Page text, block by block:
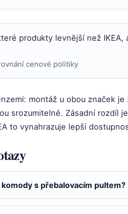
produkty levnější než
cenové politiky
montáž u obou značek
srozumitelné. Zásadní rozdíl
to vynahrazuje lepší
s přebalovacím pultem?